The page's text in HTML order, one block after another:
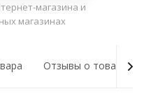
магазина и
магазинах
Отзывы о товаре